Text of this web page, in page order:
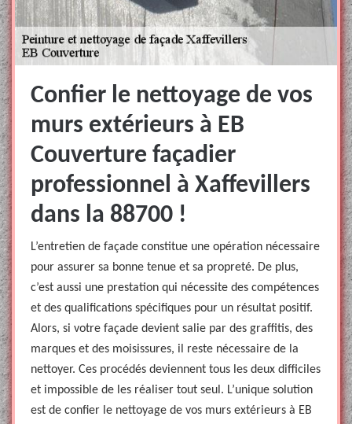
Confier le nettoyage de vos
murs extérieurs à EB
Couverture façadier
professionnel à Xaffevillers
dans la 88700 !
L’entretien de façade constitue une opération nécessaire
pour assurer sa bonne tenue et sa propreté. De plus,
c’est aussi une prestation qui nécessite des compétences
et des qualifications spécifiques pour un résultat positif.
Alors, si votre façade devient salie par des graffitis, des
marques et des moisissures, il reste nécessaire de la
nettoyer. Ces procédés deviennent tous les deux difficiles
et impossible de les réaliser tout seul. L’unique solution
est de confier le nettoyage de vos murs extérieurs à EB